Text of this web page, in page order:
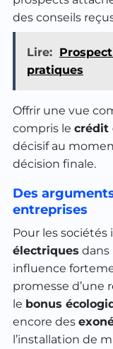
des conseils
Lire:
pratiques
Offrir une vue
compris le crédit
décisif au
décision finale.
Des
entreprises
Pour les
électriques dans
influence
promesse d’une
le bonus
encore des
l’installation de